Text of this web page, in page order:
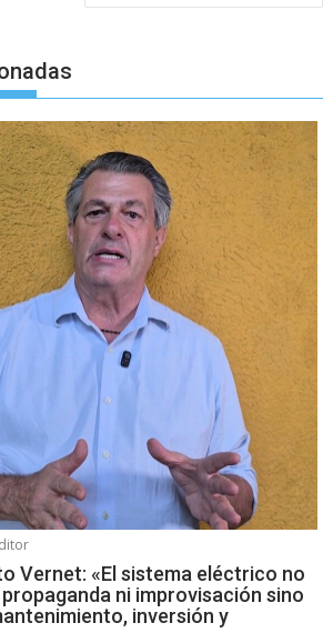
Vernet: «El sistema eléctrico no
ni improvisación sino
inversión y